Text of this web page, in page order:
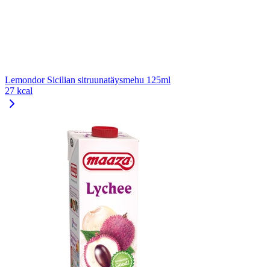
Lemondor Sicilian sitruunatäysmehu 125ml
27 kcal